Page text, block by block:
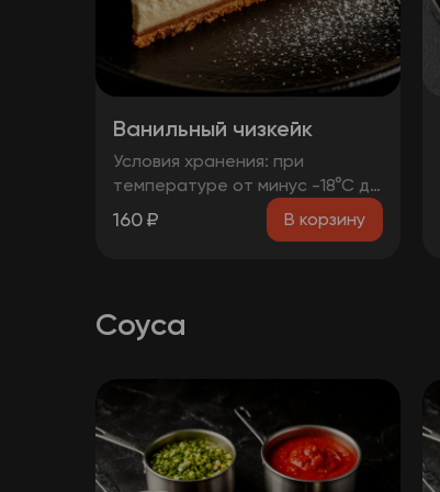
Ванильный чизкейк
Условия хранения: при
температуре от минус -18°C до
0°C Срок годности: 48 часов
Т.У 10.71. 11-001-48751922-2017
160₽ В корзину
Соуса